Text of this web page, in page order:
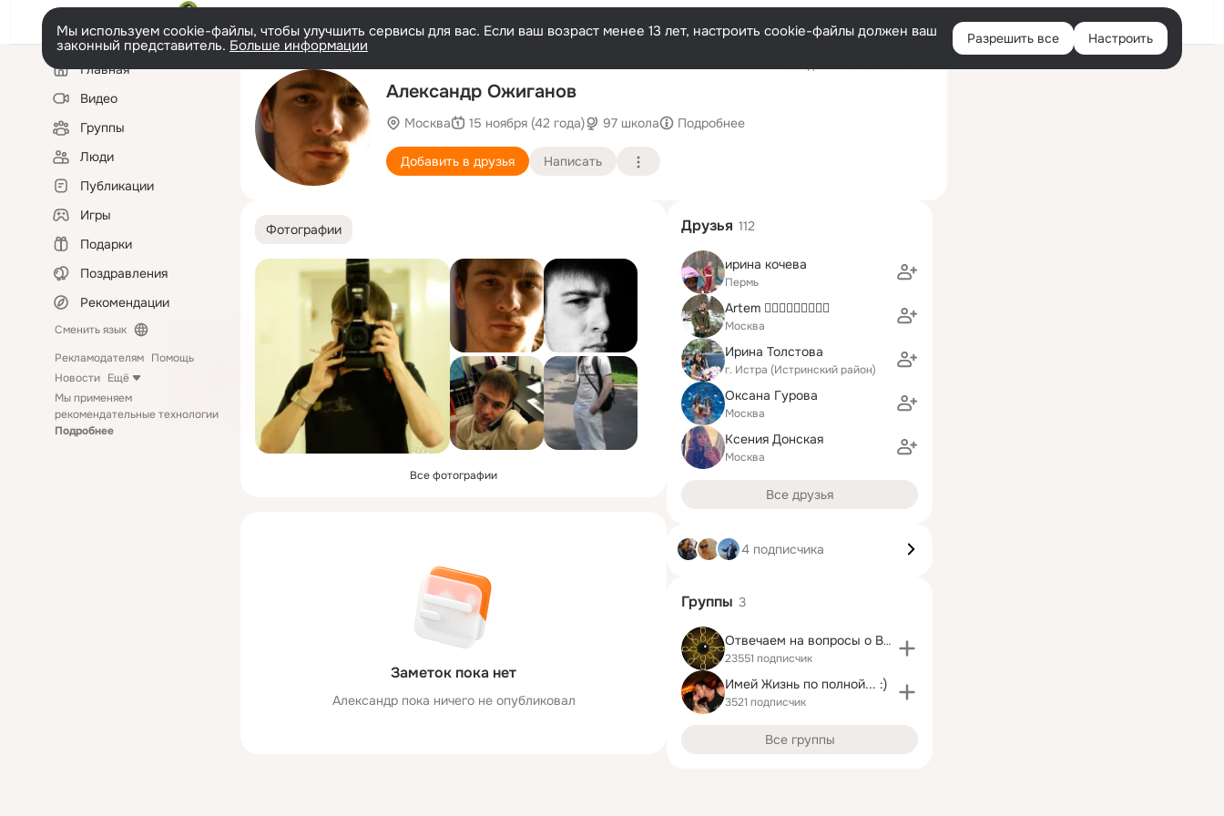
Войти
Мы используем cookie-файлы, чтобы улучшить сервисы для вас. Если ваш возраст менее 13 лет, настроить cookie-файлы должен ваш
законный представитель. Больше информации Разрешить все Настроить
Левая
колонкаГлавная
Видео
Группы
Люди
Публикации
Игры
Подарки
Поздравления
Рекомендации
Сменить язык
Рекламодателям Помощь
Новости Ещё
Мы применяем
рекомендательные технологии
Подробнее
Александр Ожиганов
Москва 15 ноября (42 года) 97 школа Подробнее
Добавить в друзья Написать
Фотографии
Все фотографии
Заметок пока нет
Александр пока ничего не опубликовал
Друзья 112
ирина кочева
Пермь
Artem 
Москва
Ирина Толстова
г. Истра (Истринский район)
Оксана Гурова
Москва
Ксения Донская
Москва
Все друзья
4 подписчика
Группы 3
Отвечаем на вопросы о Вашем зрении
23551 подписчик
Имей Жизнь по полной... :)
3521 подписчик
Все группы